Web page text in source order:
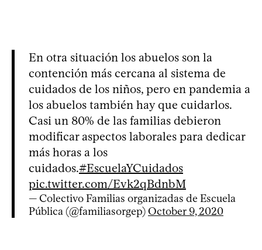
En otra situación los abuelos son la
contención más cercana al sistema de
cuidados de los niños, pero en pandemia a
los abuelos también hay que cuidarlos.
Casi un 80% de las familias debieron
modificar aspectos laborales para dedicar
más horas a los
cuidados.#EscuelaYCuidados
pic.twitter.com/Evk2qBdnbM
— Colectivo Familias organizadas de Escuela
Pública (@familiasorgep)October 9, 2020